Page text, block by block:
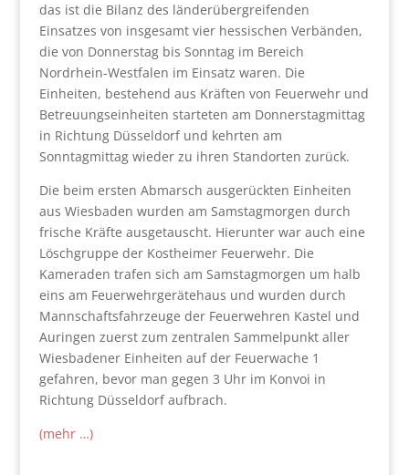
das ist die Bilanz des länderübergreifenden
Einsatzes von insgesamt vier hessischen Verbänden,
die von Donnerstag bis Sonntag im Bereich
Nordrhein-Westfalen im Einsatz waren. Die
Einheiten, bestehend aus Kräften von Feuerwehr und
Betreuungseinheiten starteten am Donnerstagmittag
in Richtung Düsseldorf und kehrten am
Sonntagmittag wieder zu ihren Standorten zurück.
Die beim ersten Abmarsch ausgerückten Einheiten
aus Wiesbaden wurden am Samstagmorgen durch
frische Kräfte ausgetauscht. Hierunter war auch eine
Löschgruppe der Kostheimer Feuerwehr. Die
Kameraden trafen sich am Samstagmorgen um halb
eins am Feuerwehrgerätehaus und wurden durch
Mannschaftsfahrzeuge der Feuerwehren Kastel und
Auringen zuerst zum zentralen Sammelpunkt aller
Wiesbadener Einheiten auf der Feuerwache 1
gefahren, bevor man gegen 3 Uhr im Konvoi in
Richtung Düsseldorf aufbrach.
(mehr …)